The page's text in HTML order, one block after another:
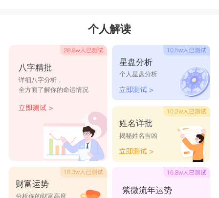
个人解读
八字精批
详细八字分析，
全方面了解你的命运情况
财富运势
分析你的财富高度
星盘分析
个人星盘分析
姓名详批
揭秘姓名吉凶
紫微流年运势